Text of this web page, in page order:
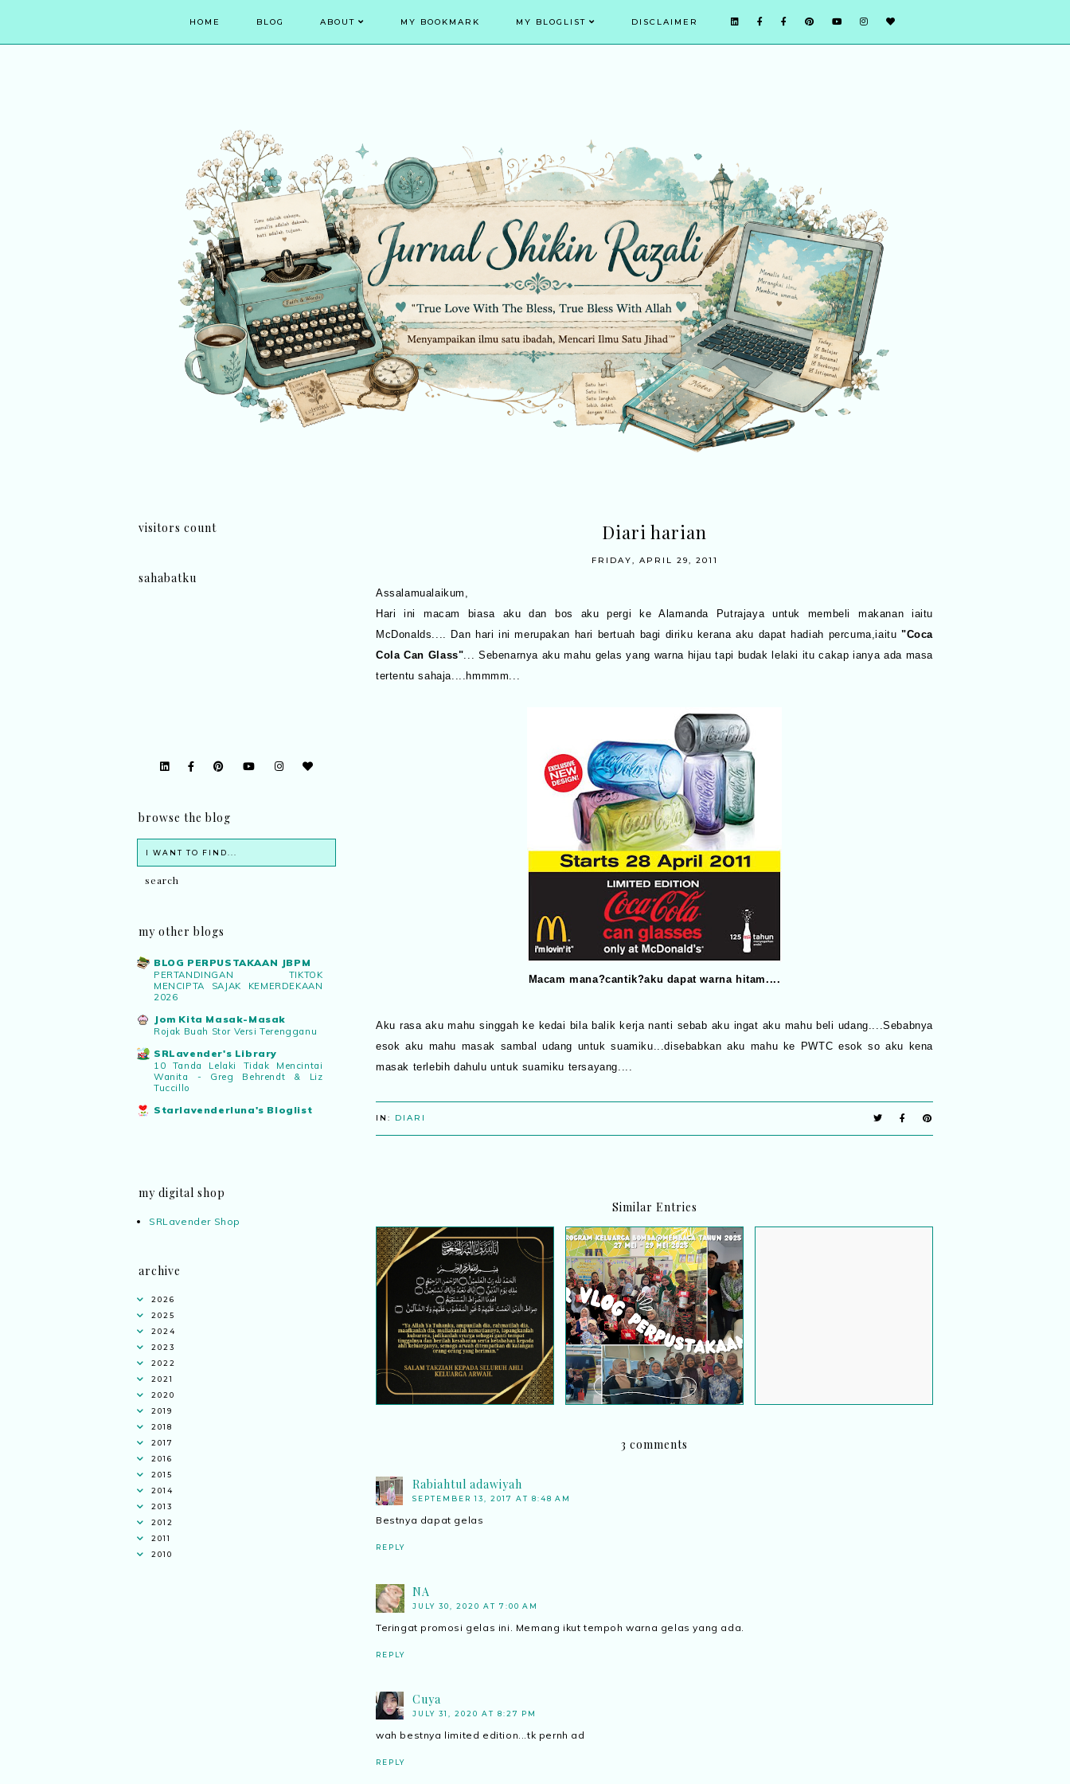
HOME BLOG ABOUT MY BOOKMARK MY BLOGLIST DISCLAIMER
Diari harian
FRIDAY, APRIL 29, 2011
Assalamualaikum,
Hari ini macam biasa aku dan bos aku pergi ke Alamanda Putrajaya untuk membeli makanan iaitu
McDonalds.... Dan hari ini merupakan hari bertuah bagi diriku kerana aku dapat hadiah percuma,iaitu "Coca
Cola Can Glass" ... Sebenarnya aku mahu gelas yang warna hijau tapi budak lelaki itu cakap ianya ada masa
tertentu sahaja....hmmmm...
Macam mana?cantik?aku dapat warna hitam....
Aku rasa aku mahu singgah ke kedai bila balik kerja nanti sebab aku ingat aku mahu beli udang....Sebabnya
esok aku mahu masak sambal udang untuk suamiku...disebabkan aku mahu ke PWTC esok so aku kena
masak terlebih dahulu untuk suamiku tersayang....
IN: DIARI
Similar Entries
Saat berita duka
menyentuh jiwa
Video Menarik! Aktiviti
Membaca Bersama Warga
Bomba Kini Di Youtube
3 comments
Rabiahtul adawiyah
SEPTEMBER 13, 2017 AT 8:48 AM
Bestnya dapat gelas
REPLY
NA
JULY 30, 2020 AT 7:00 AM
Teringat promosi gelas ini. Memang ikut tempoh warna gelas yang ada.
REPLY
Cuya
JULY 31, 2020 AT 8:27 PM
wah bestnya limited edition...tk pernh ad
REPLY
visitors count
sahabatku
browse the blog
my other blogs
BLOG PERPUSTAKAAN JBPM
PERTANDINGAN TIKTOK
MENCIPTA SAJAK KEMERDEKAAN
2026
Jom Kita Masak-Masak
Rojak Buah Stor Versi Terengganu
SRLavender's Library
10 Tanda Lelaki Tidak Mencintai
Wanita - Greg Behrendt & Liz
Tuccillo
Starlavenderluna's Bloglist
my digital shop
SRLavender Shop
archive
2026
2025
2024
2023
2022
2021
2020
2019
2018
2017
2016
2015
2014
2013
2012
2011
2010